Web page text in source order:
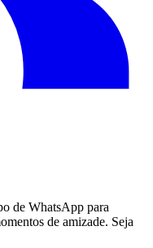
de WhatsApp para
de amizade. Seja